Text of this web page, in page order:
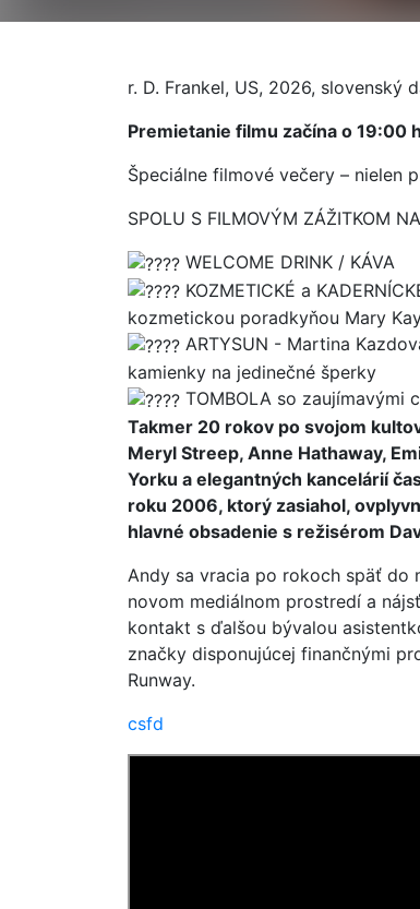
r. D. Frankel, US, 2026, slovenský
Premietanie filmu začína o 19:00
Špeciálne filmové večery – nielen
SPOLU S FILMOVÝM ZÁŽITKOM
WELCOME DRINK / KÁVA
KOZMETICKÉ a
kozmetickou poradkyňou Mary
ARTYSUN - Martina
kamienky na jedinečné šperky
TOMBOLA so zaujímavými
Takmer 20 rokov po svojom
Meryl Streep, Anne Hathaway,
Yorku a elegantných kancelárií
roku 2006, ktorý zasiahol,
hlavné obsadenie s režisérom
Andy sa vracia po rokoch späť do
novom mediálnom prostredí a
kontakt s ďalšou bývalou
značky disponujúcej finančnými
Runway.
csfd